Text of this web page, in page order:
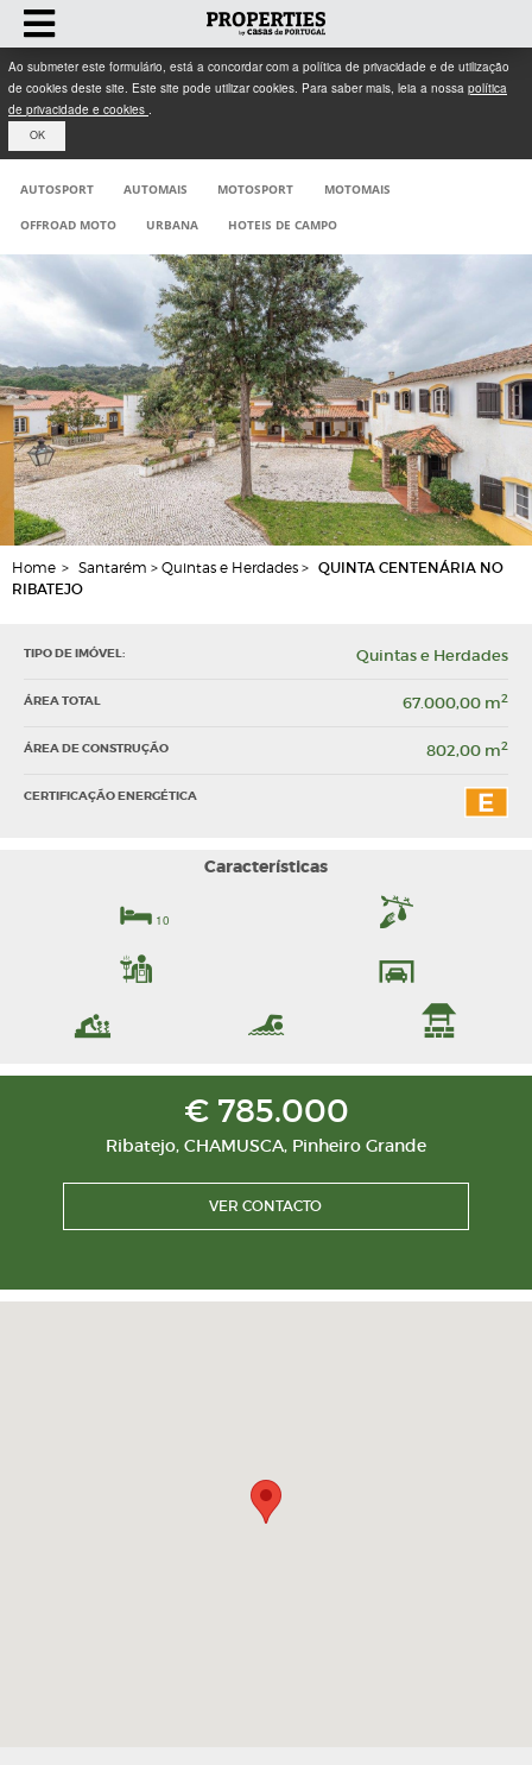
Ao submeter este formulário, está a concordar com a política de privacidade e de utilização
de cookies deste site. Este site pode utilizar cookies. Para saber mais, leia a nossa política
de privacidade e cookies .
OK
AUTOSPORT AUTOMAIS MOTOSPORT MOTOMAIS
OFFROAD MOTO URBANA HOTEIS DE CAMPO
Home > Santarém > Quintas e Herdades > QUINTA CENTENÁRIA NO
RIBATEJO
TIPO DE IMÓVEL: Quintas e Herdades
ÁREA TOTAL 67.000,00 m2
ÁREA DE CONSTRUÇÃO 802,00 m2
CERTIFICAÇÃO ENERGÉTICA
Características
10
€ 785.000
Ribatejo, CHAMUSCA, Pinheiro Grande
VER CONTACTO